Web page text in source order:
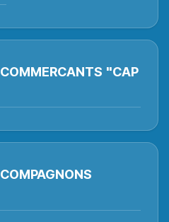
"CAP